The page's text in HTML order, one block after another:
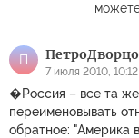
П
7 июля 2010, 10:12
�Россия – все та
переименовывать
обратное: "Америка